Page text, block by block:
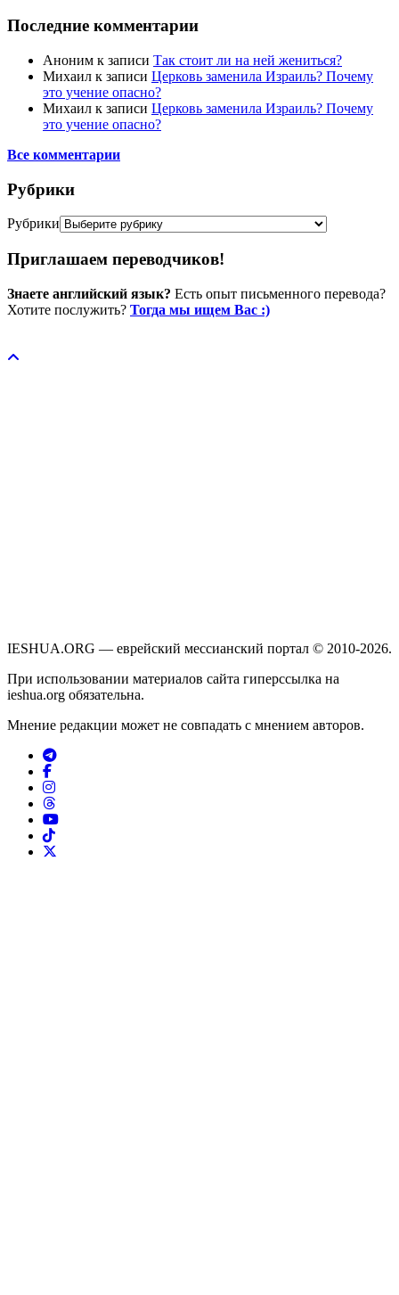
Последние комментарии
Аноним к записи Так стоит ли на ней жениться?
Михаил к записи Церковь заменила Израиль? Почему
это учение опасно?
Михаил к записи Церковь заменила Израиль? Почему
это учение опасно?
Все комментарии
Рубрики
Рубрики
Приглашаем переводчиков!
Знаете английский язык? Есть опыт письменного перевода?
Хотите послужить? Тогда мы ищем Вас :)
IESHUA.ORG — еврейский мессианский портал © 2010-2026.
При использовании материалов сайта гиперссылка на
ieshua.org обязательна.
Мнение редакции может не совпадать с мнением авторов.